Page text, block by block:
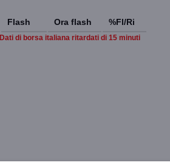
Flash Ora flash %Fl/Ri
Dati di borsa italiana ritardati di 15 minuti